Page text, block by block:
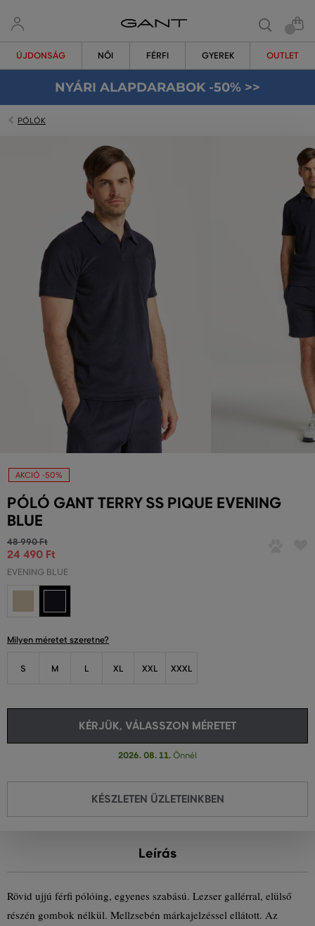
ÚJDONSÁG NŐI FÉRFI GYEREK OUTLET
NYÁRI ALAPDARABOK -50% >>
PÓLÓK
AKCIÓ -50%
PÓLÓ GANT TERRY SS PIQUE EVENING
BLUE
48 990 Ft
24 490 Ft
EVENING BLUE
Milyen méretet szeretne?
S M L XL XXL XXXL
KÉRJÜK, VÁLASSZON MÉRETET
2026. 08. 11. Önnél
KÉSZLETEN ÜZLETEINKBEN
Leírás
Rövid ujjú férfi pólóing, egyenes szabású. Lezser gallérral, elülső
részén gombok nélkül. Mellzsebén márkajelzéssel ellátott. Az